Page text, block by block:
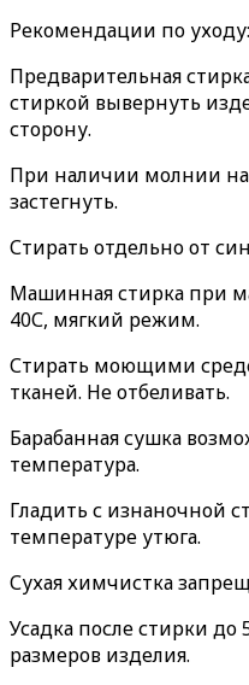
Рекомендации по уходу:
Предварительная
стиркой вывернуть
сторону.
При наличии молнии на
застегнуть.
Стирать отдельно от
Машинная стирка при
40С, мягкий режим.
Стирать моющими
тканей. Не отбеливать.
Барабанная сушка
температура.
Гладить с изнаночной
температуре утюга.
Сухая химчистка
Усадка после стирки до
размеров изделия.